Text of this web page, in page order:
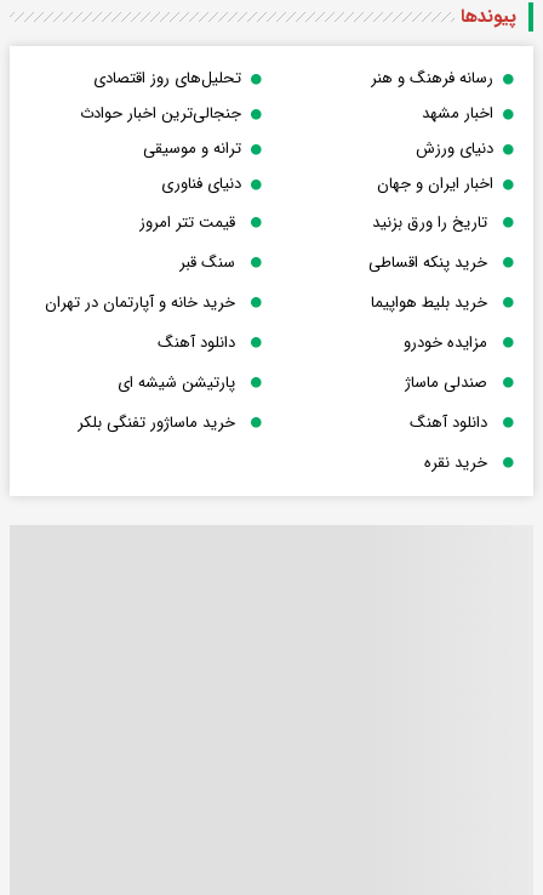
پیوندها
رسانه فرهنگ و هنر
تحلیل‌های روز اقتصادی
اخبار مشهد
جنجالی‌ترین اخبار حوادث
دنیای ورزش
ترانه و موسیقی
اخبار ایران و جهان
دنیای فناوری
تاریخ را ورق بزنید
قیمت تتر امروز
خرید پنکه اقساطی
سنگ قبر
خرید بلیط هواپیما
خرید خانه و آپارتمان در تهران
مزایده خودرو
دانلود آهنگ
صندلی ماساژ
پارتیشن شیشه ای
دانلود آهنگ
خرید ماساژور تفنگی بلکر
خرید نقره